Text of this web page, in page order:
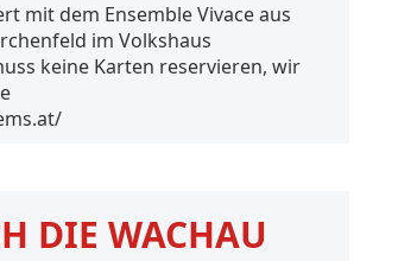
mit dem Ensemble Vivace aus
im Volkshaus
keine Karten reservieren, wir
DIE WACHAU